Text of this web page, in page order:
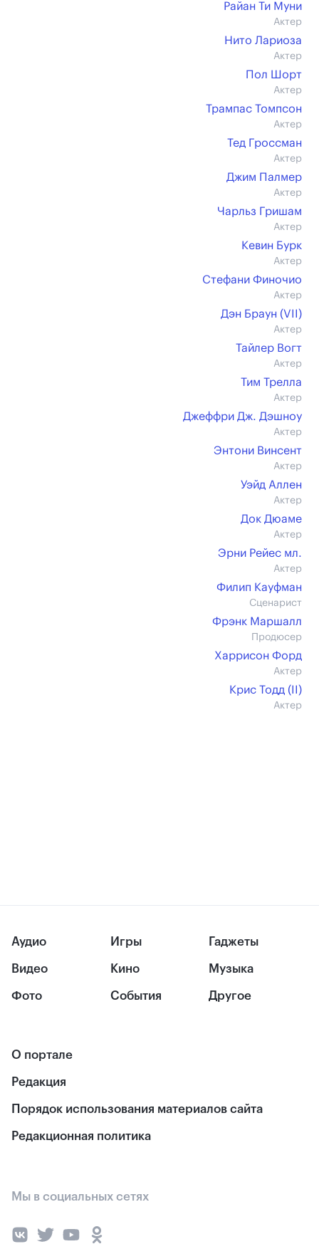
Райан Ти Муни
Актер
Нито Лариоза
Актер
Пол Шорт
Актер
Трампас Томпсон
Актер
Тед Гроссман
Актер
Джим Палмер
Актер
Чарльз Гришам
Актер
Кевин Бурк
Актер
Стефани Финочио
Актер
Дэн Браун (VII)
Актер
Тайлер Вогт
Актер
Тим Трелла
Актер
Джеффри Дж. Дэшноу
Актер
Энтони Винсент
Актер
Уэйд Аллен
Актер
Док Дюаме
Актер
Эрни Рейес мл.
Актер
Филип Кауфман
Сценарист
Фрэнк Маршалл
Продюсер
Харрисон Форд
Актер
Крис Тодд (II)
Актер
Аудио
Видео
Фото
Игры
Кино
События
Гаджеты
Музыка
Другое
О портале
Редакция
Порядок использования материалов сайта
Редакционная политика
Мы в социальных сетях